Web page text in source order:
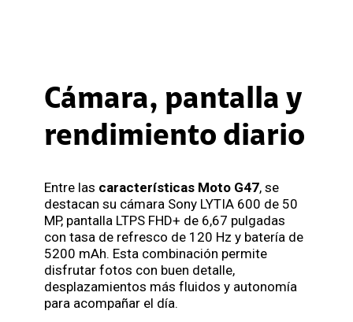
Cámara, pantalla y
rendimiento diario
Entre las características Moto G47, se
destacan su cámara Sony LYTIA 600 de 50
MP, pantalla LTPS FHD+ de 6,67 pulgadas
con tasa de refresco de 120 Hz y batería de
5200 mAh. Esta combinación permite
disfrutar fotos con buen detalle,
desplazamientos más fluidos y autonomía
para acompañar el día.